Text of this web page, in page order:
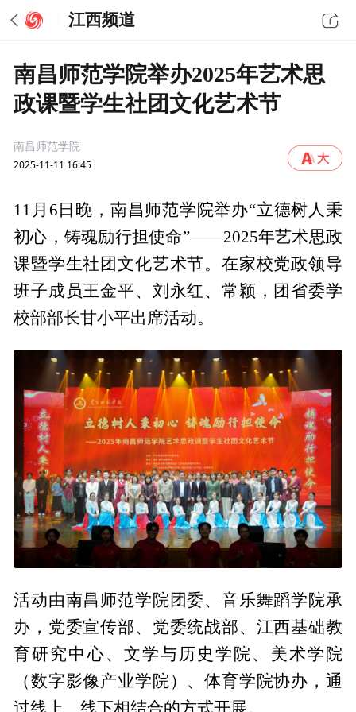
江西频道
南昌师范学院举办2025年艺术思
政课暨学生社团文化艺术节
南昌师范学院
2025-11-11 16:45
11月6日晚，南昌师范学院举办“立德树人秉
初心，铸魂励行担使命”——2025年艺术思政
课暨学生社团文化艺术节。在家校党政领导
班子成员王金平、刘永红、常颖，团省委学
校部部长甘小平出席活动。
活动由南昌师范学院团委、音乐舞蹈学院承
办，党委宣传部、党委统战部、江西基础教
育研究中心、文学与历史学院、美术学院
（数字影像产业学院）、体育学院协办，通
过线上、线下相结合的方式开展。